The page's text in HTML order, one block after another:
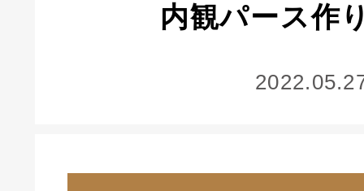
内観パース作